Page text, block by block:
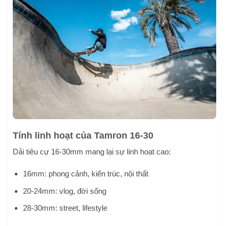
Tính linh hoạt của Tamron 16-30
Dải tiêu cự 16-30mm mang lại sự linh hoạt cao:
16mm: phong cảnh, kiến trúc, nội thất
20-24mm: vlog, đời sống
28-30mm: street, lifestyle